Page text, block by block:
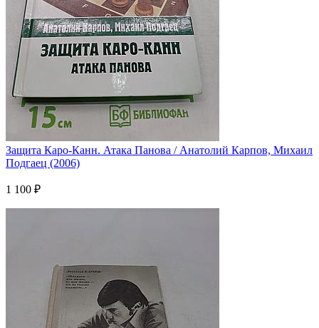
Защита Каро-Канн. Атака Панова / Анатолий Карпов, Михаил
Подгаец (2006)
1 100 ₽